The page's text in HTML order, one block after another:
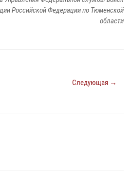
Российской Федерации по Тюменской
области
Следующая →